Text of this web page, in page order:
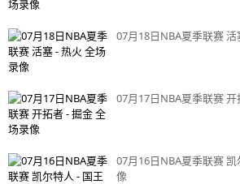
07月18日NBA夏季联赛
07月17日NBA夏季联赛
07月16日NBA夏季联赛
像